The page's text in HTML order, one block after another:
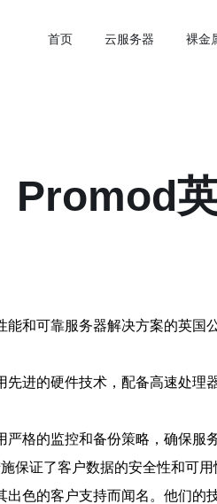
首页 云服务器 裸金
Promod
能和可靠服务器解决方案的英
先进的硬件技术，配备高速处
严格的监控和备份策略，确保
保证了客户数据的安全性和可用
出色的客户支持而闻名。他们